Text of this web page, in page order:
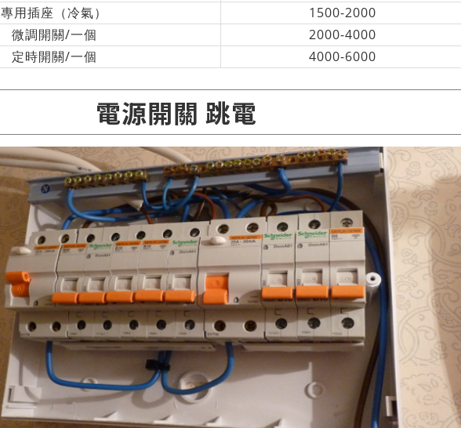
專用插座（冷氣）
1500-2000
微調開關/一個
2000-4000
定時開關/一個
4000-6000
電源開關 跳電